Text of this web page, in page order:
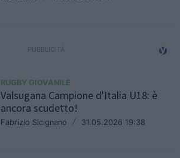
RUGBY GIOVANILE
Valsugana Campione d'Italia U18: è
ancora scudetto!
Fabrizio Sicignano / 31.05.2026 19:38